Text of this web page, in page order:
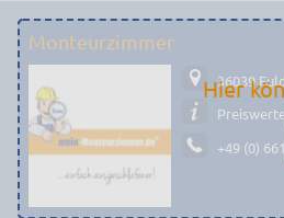
Monteurzimmer
36039
+49 (0)
Hier